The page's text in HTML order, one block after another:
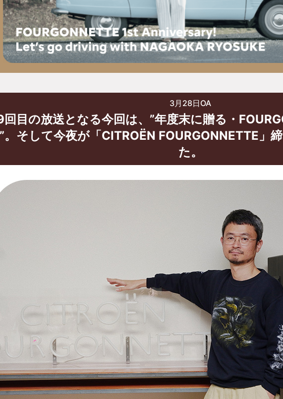
3月28日OA
目の放送となる今回は、”年度末に贈る・
。そして今夜が「CITROËN FOURGONNETTE」
た。